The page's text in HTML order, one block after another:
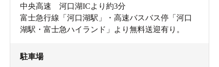
中央高速 河口湖ICより約3分
富士急行線「河口湖駅」・高速バスバス停「河口
湖駅・富士急ハイランド」より無料送迎有り。
駐車場